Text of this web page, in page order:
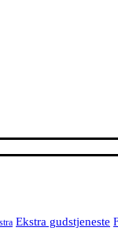
Ekstra gudstjeneste